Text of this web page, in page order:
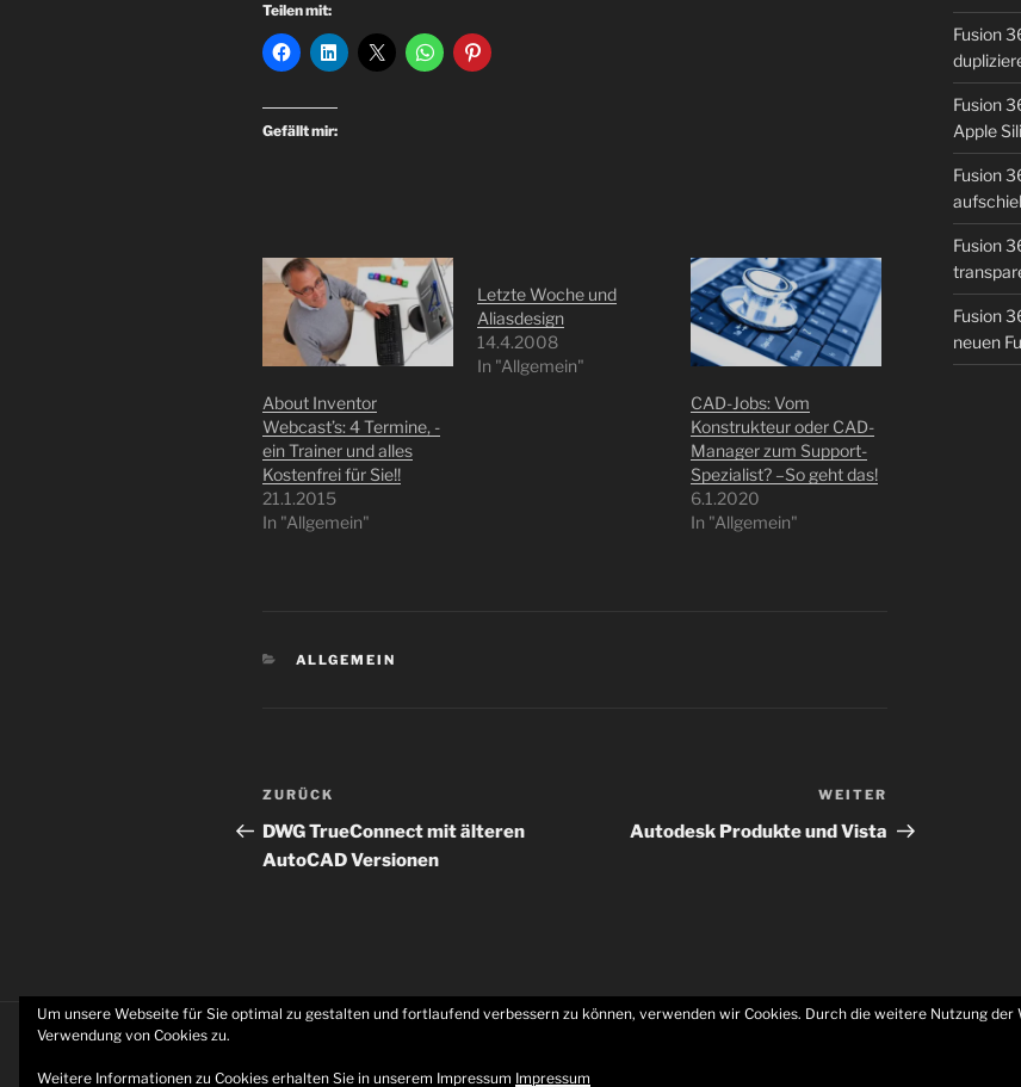
Teilen mit:
Gefällt mir:
About Inventor
Webcast’s: 4 Termine, -
ein Trainer und alles
Kostenfrei für Sie!!
21.1.2015
In "Allgemein"
Letzte Woche und
Aliasdesign
14.4.2008
In "Allgemein"
CAD-Jobs: Vom
Konstrukteur oder CAD-
Manager zum Support-
Spezialist? –So geht das!
6.1.2020
In "Allgemein"
KATEGORIEN
ALLGEMEIN
Beitragsnavigation
Vorheriger
Beitrag
ZURÜCK
DWG TrueConnect mit älteren
AutoCAD Versionen
Beitrag
WEITER
Autodesk Produkte und Vista
Fusion
Fusion
Apple
Fusion
Fusion
Fusion
neuen
Um unsere Webseite für Sie optimal zu gestalten und fortlaufend verbessern zu können, verwenden wir Cookies. Durch die weitere Nutzung der
Verwendung von Cookies zu.
Weitere Informationen zu Cookies erhalten Sie in unserem Impressum Impressum